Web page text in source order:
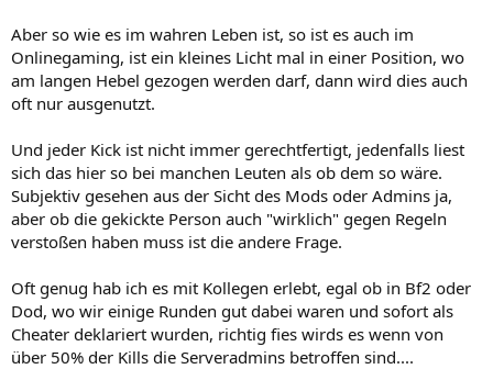
Aber so wie es im wahren Leben ist, so ist es auch im
Onlinegaming, ist ein kleines Licht mal in einer Position, wo
am langen Hebel gezogen werden darf, dann wird dies auch
oft nur ausgenutzt.
Und jeder Kick ist nicht immer gerechtfertigt, jedenfalls liest
sich das hier so bei manchen Leuten als ob dem so wäre.
Subjektiv gesehen aus der Sicht des Mods oder Admins ja,
aber ob die gekickte Person auch "wirklich" gegen Regeln
verstoßen haben muss ist die andere Frage.
Oft genug hab ich es mit Kollegen erlebt, egal ob in Bf2 oder
Dod, wo wir einige Runden gut dabei waren und sofort als
Cheater deklariert wurden, richtig fies wirds es wenn von
über 50% der Kills die Serveradmins betroffen sind....